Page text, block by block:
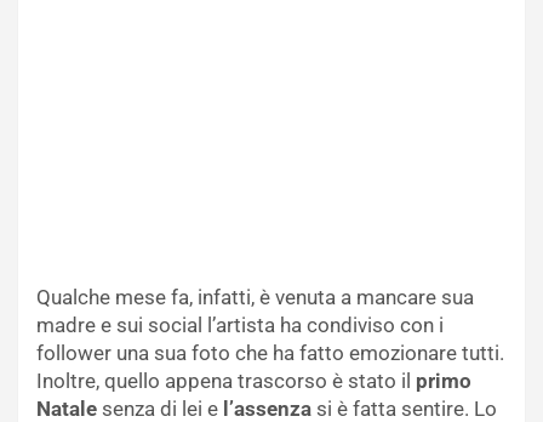
Qualche mese fa, infatti, è venuta a mancare sua
madre e sui social l’artista ha condiviso con i
follower una sua foto che ha fatto emozionare tutti.
Inoltre, quello appena trascorso è stato il primo
Natale senza di lei e l’assenza si è fatta sentire. Lo